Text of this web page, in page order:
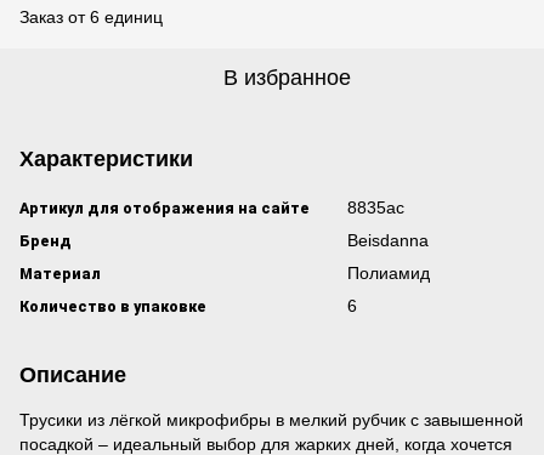
Заказ от 6 единиц
В избранное
Характеристики
Артикул для отображения на сайте 8835ас
Бренд Beisdanna
Материал Полиамид
Количество в упаковке 6
Описание
Трусики из лёгкой микрофибры в мелкий рубчик с завышенной
посадкой – идеальный выбор для жарких дней, когда хочется